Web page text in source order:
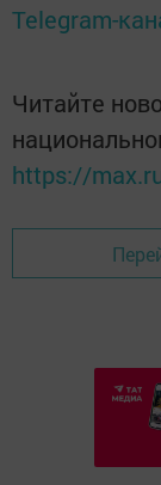
Telegram-
Читайте
https://